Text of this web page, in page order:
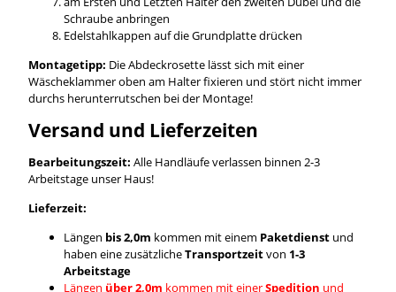
Schraube anbringen
Edelstahlkappen auf die Grundplatte drücken
Montagetipp: Die Abdeckrosette lässt sich mit einer
Wäscheklammer oben am Halter fixieren und stört nicht immer
durchs herunterrutschen bei der Montage!
Versand und Lieferzeiten
Bearbeitungszeit: Alle Handläufe verlassen binnen 2-3
Arbeitstage unser Haus!
Lieferzeit:
Längen bis 2,0m kommen mit einem Paketdienstund
haben eine zusätzlicheTransportzeitvon 1-3
Arbeitstage
Längen über 2,0m kommen mit einerSpedition und